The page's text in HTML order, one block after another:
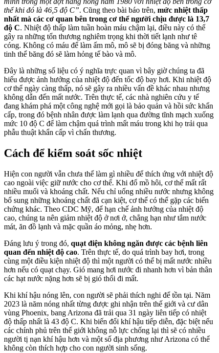
thể khi đó là 46,5 độ C”. Cũng theo bài báo trên, mức nhiệt thấp
nhất mà các cơ quan bên trong cơ thể người chịu được là 13,7
độ C. Nhiệt độ thấp làm tuần hoàn máu chậm lại, điều này có thể
gây ra những tổn thương nghiêm trọng khi thời tiết lạnh như tê
cóng. Không có máu để làm ấm mô, mô sẽ bị đóng băng và những
tinh thể băng đó sẽ làm hỏng tế bào và mô.
Đây là những số liệu có ý nghĩa trực quan vì bây giờ chúng ta đã
hiểu được ảnh hưởng của nhiệt độ đến tốc độ bay hơi. Khi nhiệt độ
cơ thể ngày càng thấp, nó sẽ gây ra nhiều vấn đề khác nhau nhưng
không dẫn đến mất nước. Trên thực tế, các nhà nghiên cứu y tế
đang khám phá một công nghệ mới gọi là bảo quản và hồi sức khẩn
cấp, trong đó bệnh nhân được làm lạnh qua đường tĩnh mạch xuống
mức 10 độ C để làm chậm quá trình mất máu trong khi họ trải qua
phẫu thuật khẩn cấp vì chấn thương.
Cách để kiểm soát sốc nhiệt
Hiện con người vẫn chưa thể làm gì nhiều để thích ứng với nhiệt độ
cao ngoài việc giữ nước cho cơ thể. Khi đổ mồ hôi, cơ thể mất rất
nhiều muối và khoáng chất. Nếu chỉ uống nhiều nước nhưng không
bổ sung những khoáng chất đã cạn kiệt, cơ thể có thể gặp các biến
chứng khác. Theo CDC Mỹ, để hạn chế ảnh hưởng của nhiệt độ
cao, chúng ta nên giảm nhiệt độ ở nơi ở, chẳng hạn như tắm nước
mát, ăn đồ lạnh và mặc quần áo mỏng, nhẹ hơn.
Đáng lưu ý trong đó, quạt điện không ngăn được các bệnh liên
quan đến nhiệt độ cao. Trên thực tế, do quá trình bay hơi, trong
cùng một điều kiện nhiệt độ thì một người có thể bị mất nước nhiều
hơn nếu có quạt chạy. Gió mang hơi nước đi nhanh hơn vì bản thân
các hạt nước nặng hơn sẽ bị gió thổi đi mất.
Khi khí hậu nóng lên, con người sẽ phải thích nghi để tồn tại. Năm
2023 là năm nóng nhất từng được ghi nhận trên thế giới và cư dân
vùng Phoenix, bang Arizona đã trải qua 31 ngày liên tiếp có nhiệt
độ thấp nhất là 43 độ C. Khi biến đổi khí hậu tiếp diễn, đặc biệt nếu
các chính phủ trên thế giới không nỗ lực chống lại thì sẽ có nhiều
người tị nạn khí hậu hơn và một số địa phương như Arizona có thể
không còn thích hợp cho con người sinh sống.